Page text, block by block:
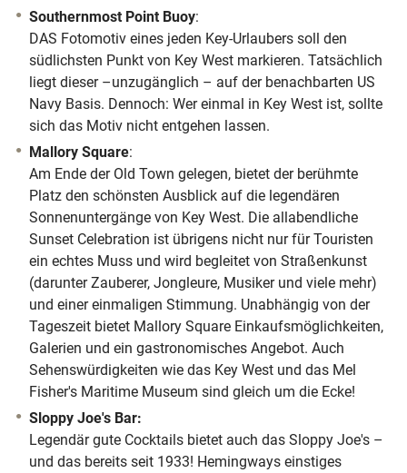
Southernmost Point Buoy:
DAS Fotomotiv eines jeden Key-Urlaubers soll den
südlichsten Punkt von Key West markieren. Tatsächlich
liegt dieser –unzugänglich – auf der benachbarten US
Navy Basis. Dennoch: Wer einmal in Key West ist, sollte
sich das Motiv nicht entgehen lassen.
Mallory Square:
Am Ende der Old Town gelegen, bietet der berühmte
Platz den schönsten Ausblick auf die legendären
Sonnenuntergänge von Key West. Die allabendliche
Sunset Celebration ist übrigens nicht nur für Touristen
ein echtes Muss und wird begleitet von Straßenkunst
(darunter Zauberer, Jongleure, Musiker und viele mehr)
und einer einmaligen Stimmung. Unabhängig von der
Tageszeit bietet Mallory Square Einkaufsmöglichkeiten,
Galerien und ein gastronomisches Angebot. Auch
Sehenswürdigkeiten wie das Key West und das Mel
Fisher's Maritime Museum sind gleich um die Ecke!
Sloppy Joe's Bar:
Legendär gute Cocktails bietet auch das Sloppy Joe's –
und das bereits seit 1933! Hemingways einstiges